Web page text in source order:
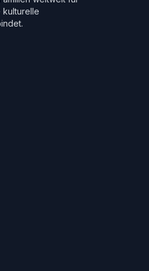
kulturelle